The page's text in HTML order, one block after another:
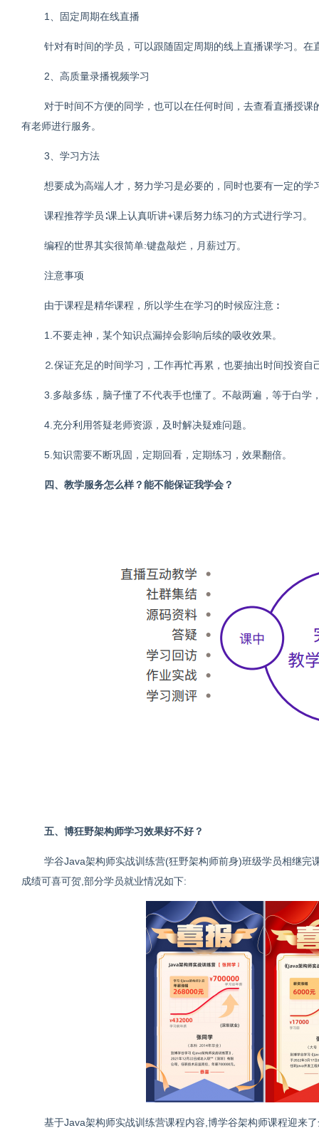
1、固定周期在线直播
针对有时间的学员，可以跟随固定周期的线上直播课学习。
2、高质量录播视频学习
对于时间不方便的同学，也可以在任何时间，去查看直播授
有老师进行服务。
3、学习方法
想要成为高端人才，努力学习是必要的，同时也要有一定的学
课程推荐学员∶课上认真听讲+课后努力练习的方式进行学习。
编程的世界其实很简单:键盘敲烂，月薪过万。
注意事项
由于课程是精华课程，所以学生在学习的时候应注意︰
1.不要走神，某个知识点漏掉会影响后续的吸收效果。
⒉保证充足的时间学习，工作再忙再累，也要抽出时间投资自
3.多敲多练，脑子懂了不代表手也懂了。不敲两遍，等于白学
4.充分利用答疑老师资源，及时解决疑难问题。
5.知识需要不断巩固，定期回看，定期练习，效果翻倍。
四、教学服务怎么样？能不能保证我学会？
五、博狂野架构师学习效果好不好？
学谷Java架构师实战训练营(狂野架构师前身)班级学员相继
成绩可喜可贺,部分学员就业情况如下:
基于Java架构师实战训练营课程内容,博学谷架构师课程迎来